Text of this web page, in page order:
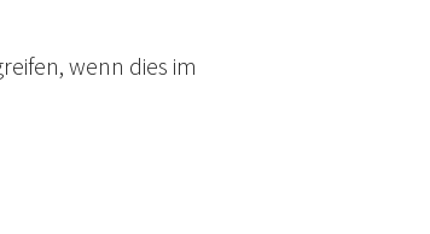
wenn dies im